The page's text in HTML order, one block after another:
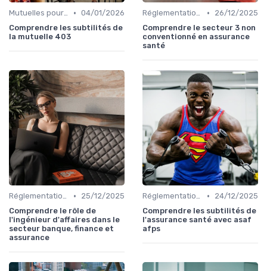
Mutuelles pour Particuliers • 04/01/2026
Comprendre les subtilités de
la mutuelle 403
Réglementations en Assurance Santé •
26/12/2025
Comprendre le secteur 3 non
conventionné en assurance
santé
Réglementations en Assurance Santé •
25/12/2025
Comprendre le rôle de
l'ingénieur d'affaires dans le
secteur banque, finance et
assurance
Réglementations en Assurance Santé •
24/12/2025
Comprendre les subtilités de
l'assurance santé avec asaf
afps